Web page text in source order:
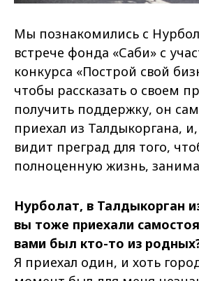
Мы познакомились с
встрече фонда «Саби» с
конкурса «Построй свой
чтобы рассказать о своем
получить поддержку, он
приехал из Талдыкоргана,
видит преград для того,
полноценную жизнь,
Нурболат, в Талдыкорган
вы тоже приехали
вами был кто-то из
Я приехал один, и хоть